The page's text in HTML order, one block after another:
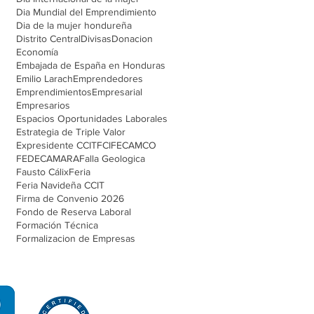
Dia Mundial del Emprendimiento
Dia de la mujer hondureña
Distrito CentralDivisasDonacion
Economía
Embajada de España en Honduras
Emilio LarachEmprendedores
EmprendimientosEmpresarial
Empresarios
Espacios Oportunidades Laborales
Estrategia de Triple Valor
Expresidente CCITFCIFECAMCO
FEDECAMARAFalla Geologica
Fausto CálixFeria
Feria Navideña CCIT
Firma de Convenio 2026
Fondo de Reserva Laboral
Formación Técnica
Formalizacion de Empresas